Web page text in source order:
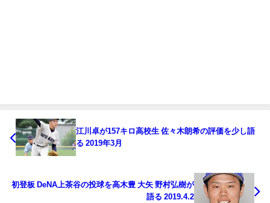
江川卓が157キロ高校生 佐々木朗希の評価を少し語
る 2019年3月
初登板 DeNA上茶谷の投球を高木豊 大矢 野村弘樹が
語る 2019.4.2